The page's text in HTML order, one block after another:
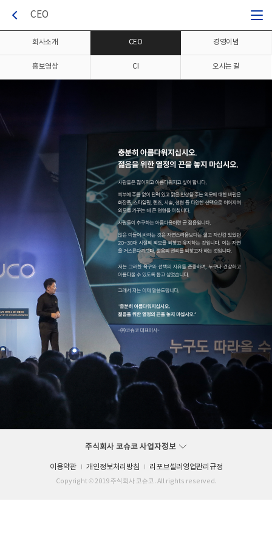
CEO
회사소개 CEO 경영이념
홍보영상 CI 오시는 길
주식회사 코슈코 사업자정보
이용약관 개인정보처리방침 리포브셀러영업관리규정
Copyright © 2019 주식회사 코슈코. All rights reserved.